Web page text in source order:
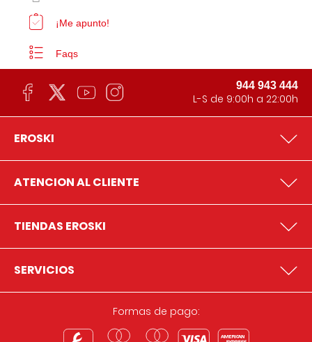
¡Me apunto!
Faqs
944 943 444
L-S de 9:00h a 22:00h
EROSKI
ATENCION AL CLIENTE
TIENDAS EROSKI
SERVICIOS
Formas de pago: